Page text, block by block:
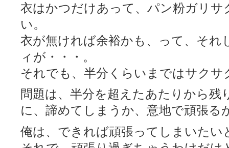
衣はかつだけあって、パン粉ガリサ
い。
衣が無ければ余裕かも、って、そ
ィが・・・。
それでも、半分くらいまではサクサ
問題は、半分を超えたあたりから残
に、諦めてしまうか、意地で頑張る
俺は、できれば頑張ってしまいたい